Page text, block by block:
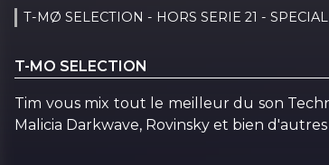
T-MØ SELECTION - HORS SERIE 21 -
T-MO SELECTION
Tim vous mix tout le meilleur du son
Malicia Darkwave, Rovinsky et bien d'autres